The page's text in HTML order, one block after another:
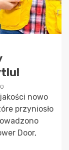
nowo
przyniosło
Door,